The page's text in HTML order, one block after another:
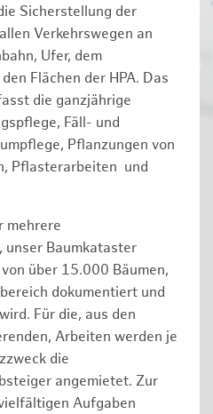
Sicherstellung der
Verkehrswegen an
Ufer, dem
Flächen der HPA. Das
die ganzjährige
Fäll- und
Pflanzungen von
Pflasterarbeiten und
mehrere
unser Baumkataster
über 15.000 Bäumen,
dokumentiert und
Für die, aus den
Arbeiten werden je
die
angemietet. Zur
Aufgaben